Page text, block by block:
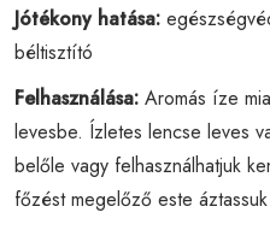
Jótékony hatása:
béltisztító
Felhasználása: Aromás íze
levesbe. Ízletes lencse leves
belőle vagy felhasználhatjuk
főzést megelőző este